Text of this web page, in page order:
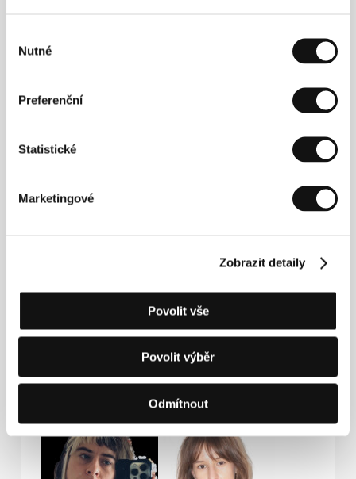
souhlasu
Nutné
Preferenční
Statistické
Marketingové
Zobrazit detaily
Povolit vše
Povolit výběr
Odmítnout
Kontakty
Domagojeva 14, 10000, Zagreb
Chorvatsko
Aerofilms
Tel: +420 224 947 566
E-mail:hribaladam@gmail.com